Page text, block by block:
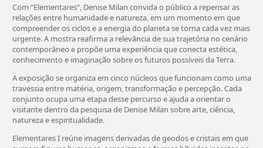
Com “Elementares”, Denise Milan convida o público a repensar as
relações entre humanidade e natureza, em um momento em que
compreender os ciclos e a energia do planeta se torna cada vez mais
urgente. A mostra reafirma a relevância de sua trajetória no cenário
contemporâneo e propõe uma experiência que conecta estética,
conhecimento e imaginação sobre os futuros possíveis da Terra.
A exposição se organiza em cinco núcleos que funcionam como uma
travessia entre matéria, origem, transformação e percepção. Cada
conjunto ocupa uma etapa desse percurso e ajuda a orientar o
visitante dentro da pesquisa de Denise Milan sobre arte, ciência,
natureza e espiritualidade.
Elementares I reúne imagens derivadas de geodos e cristais em que